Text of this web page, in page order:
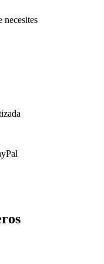
necesites